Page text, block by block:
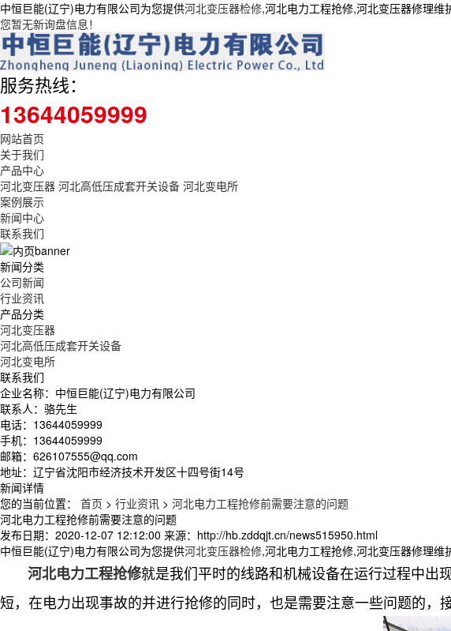
中恒巨能(辽宁)电力有限公司为您提供河北变压器检修,河北电力工程抢修,河北变压器修理维
您暂无新询盘信息！
服务热线：
13644059999
网站首页
关于我们
产品中心
河北变压器 河北高低压成套开关设备 河北变电所
案例展示
新闻中心
联系我们
新闻分类
公司新闻
行业资讯
产品分类
河北变压器
河北高低压成套开关设备
河北变电所
联系我们
企业名称：中恒巨能(辽宁)电力有限公司
联系人：骆先生
电话：13644059999
手机：13644059999
邮箱：626107555@qq.com
地址：辽宁省沈阳市经济技术开发区十四号街14号
新闻详情
您的当前位置： 首页 > 行业资讯 > 河北电力工程抢修前需要注意的问题
河北电力工程抢修前需要注意的问题
发布日期： 2020-12-07 12:12:00 来源： http://hb.zddqjt.cn/news515950.html
中恒巨能(辽宁)电力有限公司为您提供河北变压器检修,河北电力工程抢修,河北变压器修理维
河北电力工程抢修就是我们平时的线路和机械设备在运行过程中出
短，在电力出现事故的并进行抢修的同时，也是需要注意一些问题的，